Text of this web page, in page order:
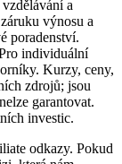
a
výnosu a
poradenství.
individuální
Kurzy, ceny,
zdrojů; jsou
garantovat.
investic.
odkazy. Pokud